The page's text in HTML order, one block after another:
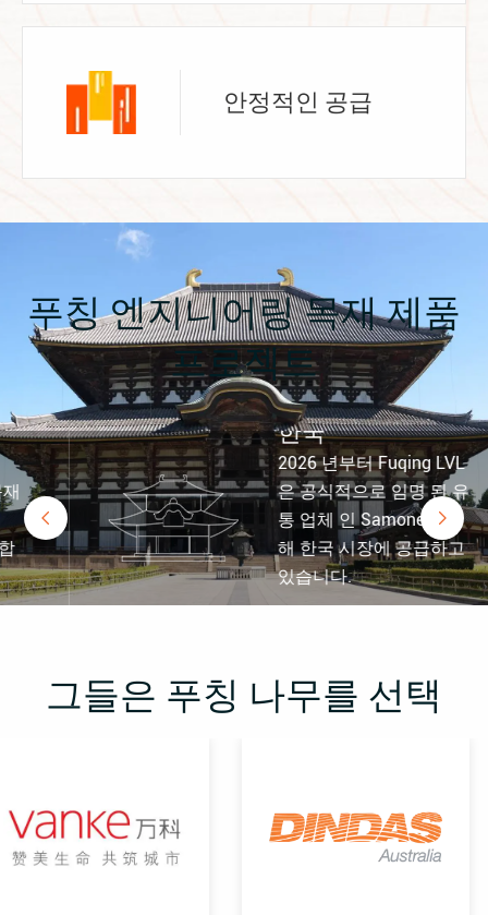
안정적인 공급
푸칭 엔지니어링 목재 제품
프로젝트
한국
2026 년부터 Fuqing LVL
은 공식적으로 임명 된 유
통 업체 인 Samone을 통
해 한국 시장에 공급하고
있습니다.
 
그들은 푸칭 나무를 선택